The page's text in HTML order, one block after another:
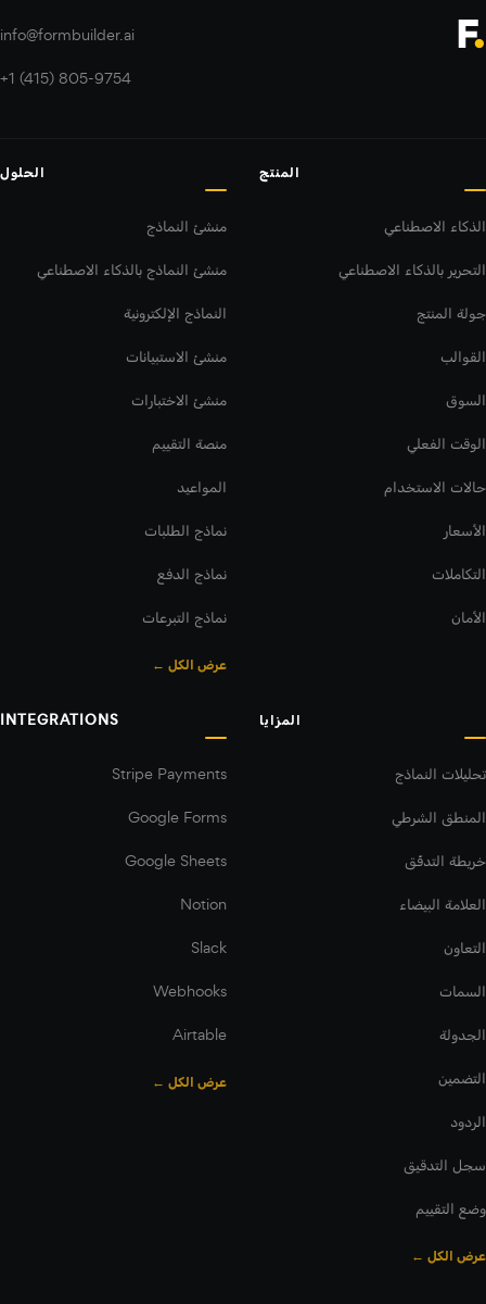
info@formbuilder.ai
+1 (415) 805-9754
المنتج
الذكاء الاصطناعي
التحرير بالذكاء الاصطناعي
جولة المنتج
القوالب
السوق
الوقت الفعلي
حالات الاستخدام
الأسعار
التكاملات
الأمان
الحلول
منشئ النماذج
منشئ النماذج بالذكاء الاصطناعي
النماذج الإلكترونية
منشئ الاستبيانات
منشئ الاختبارات
منصة التقييم
المواعيد
نماذج الطلبات
نماذج الدفع
نماذج التبرعات
عرض الكل ←
المزايا
تحليلات النماذج
المنطق الشرطي
خريطة التدفّق
العلامة البيضاء
التعاون
السمات
الجدولة
التضمين
الردود
سجل التدقيق
وضع التقييم
عرض الكل ←
INTEGRATIONS
Stripe Payments
Google Forms
Google Sheets
Notion
Slack
Webhooks
Airtable
عرض الكل ←